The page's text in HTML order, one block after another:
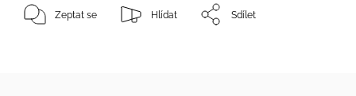
Zeptat se Hlídat Sdílet